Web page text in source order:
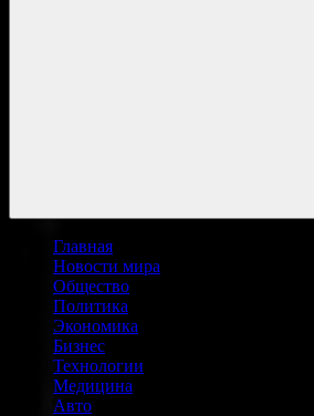
Главная
Новости мира
Общество
Политика
Экономика
Бизнес
Технологии
Медицина
Авто